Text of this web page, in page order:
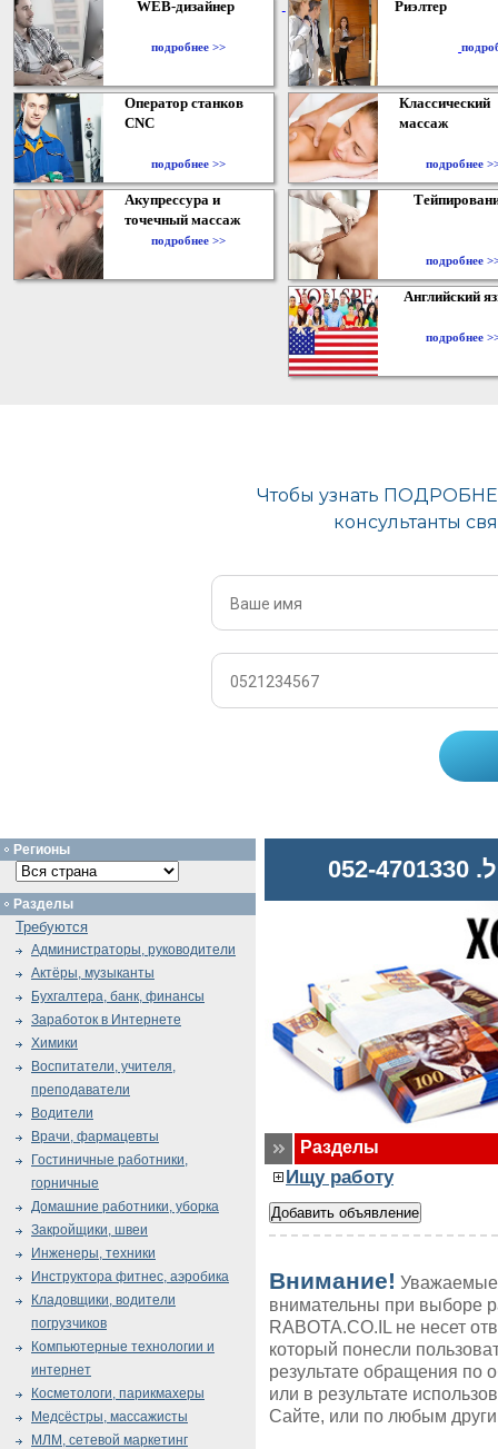
WEB-дизайнер
подробнее >>
Риэлтер
Оператор станков
CNC
подробнее >>
Классический
массаж
подробнее
Акупрессура и
точечный массаж
подробнее >>
подробнее
Английский
подробнее
Разделы
Ищу работу
Внимание! Уважаемые
внимательны при выборе
RABOTA.CO.IL не несет
который понесли
результате обращения
или в результате
Сайте, или по любым
Регионы
Разделы
Требуются
Администраторы, руководители
Актёры, музыканты
Бухгалтера, банк, финансы
Заработок в Интернете
Химики
Воспитатели, учителя,
преподаватели
Водители
Врачи, фармацевты
Гостиничные работники,
горничные
Домашние работники, уборка
Закройщики, швеи
Инженеры, техники
Инструктора фитнес, аэробика
Кладовщики, водители
погрузчиков
Компьютерные технологии и
интернет
Косметологи, парикмахеры
Медсёстры, массажисты
МЛМ, сетевой маркетинг